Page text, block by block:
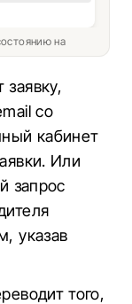
на
со
кабинет
Или
запрос
указав
того,